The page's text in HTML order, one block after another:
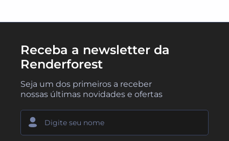
Receba a newsletter da
Renderforest
Seja um dos primeiros a receber
nossas últimas novidades e ofertas